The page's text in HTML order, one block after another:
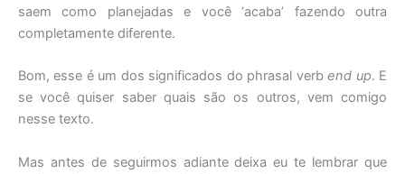
saem como planejadas e você ‘acaba’ fazendo outra
completamente diferente.
Bom, esse é um dos significados do phrasal verbend up. E
se você quiser saber quais são os outros, vem comigo
nesse texto.
Mas antes de seguirmos adiante deixa eu te lembrar que